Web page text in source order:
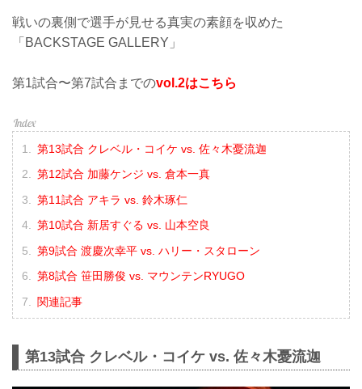
戦いの裏側で選手が見せる真実の素顔を収めた
「BACKSTAGE GALLERY」
第1試合〜第7試合までのvol.2はこちら
第13試合 クレベル・コイケ vs. 佐々木憂流迦
第12試合 加藤ケンジ vs. 倉本一真
第11試合 アキラ vs. 鈴木琢仁
第10試合 新居すぐる vs. 山本空良
第9試合 渡慶次幸平 vs. ハリー・スタローン
第8試合 笹田勝俊 vs. マウンテンRYUGO
関連記事
第13試合 クレベル・コイケ vs. 佐々木憂流迦